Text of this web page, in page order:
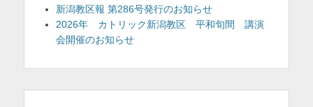
新潟教区報 第286号発行のお知らせ
2026年 カトリック新潟教区 平和旬間 講演
会開催のお知らせ